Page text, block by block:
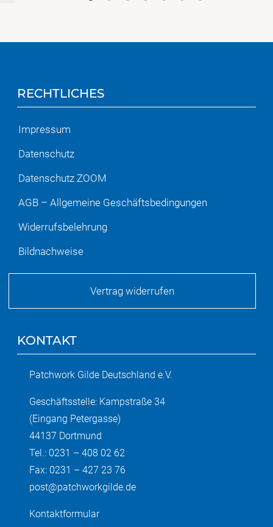
RECHTLICHES
Impressum
Datenschutz
Datenschutz ZOOM
AGB – Allgemeine Geschäftsbedingungen
Widerrufsbelehrung
Bildnachweise
Vertrag widerrufen
KONTAKT
Patchwork Gilde Deutschland e.V.
Geschäftsstelle: Kampstraße 34
(Eingang Petergasse)
44137 Dortmund
Tel.: 0231 – 408 02 62
Fax: 0231 – 427 23 76
post@patchworkgilde.de
Kontaktformular